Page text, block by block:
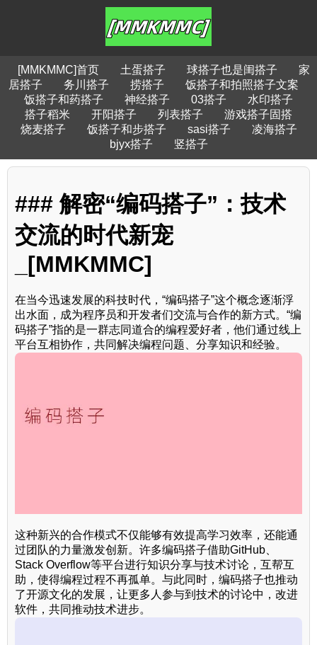
[MMKMMC]首页 土蛋搭子 球搭子也是闺搭子
家
居搭子
务川搭子 捞搭子
饭搭子和拍照搭子文案
饭搭子和药搭子
神经搭子 03搭子
水印搭子
搭子稻米
开阳搭子 列表搭子
游戏搭子固搭
烧麦搭子
饭搭子和步搭子 sasi搭子
凌海搭子
bjyx搭子
竖搭子
### 解密“编码搭子”：技术
交流的时代新宠
_[MMKMMC]
在当今迅速发展的科技时代，“编码搭子”这个概念逐渐浮
出水面，成为程序员和开发者们交流与合作的新方式。“编
码搭子”指的是一群志同道合的编程爱好者，他们通过线上
平台互相协作，共同解决编程问题、分享知识和经验。
这种新兴的合作模式不仅能够有效提高学习效率，还能通
过团队的力量激发创新。许多编码搭子借助GitHub、
Stack Overflow等平台进行知识分享与技术讨论，互帮互
助，使得编程过程不再孤单。与此同时，编码搭子也推动
了开源文化的发展，让更多人参与到技术的讨论中，改进
软件，共同推动技术进步。